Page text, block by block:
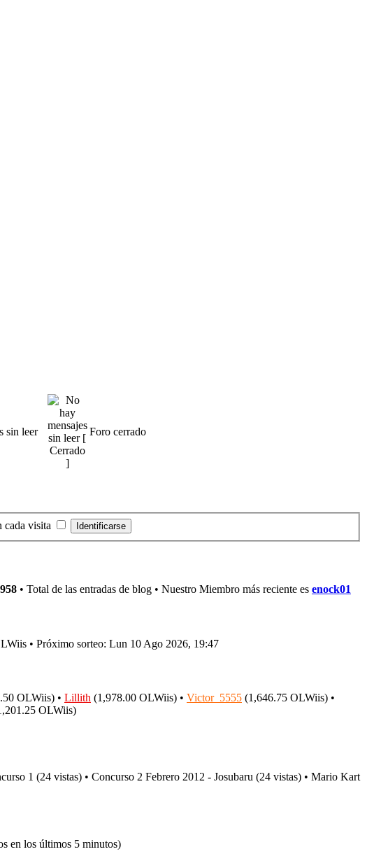
sin leer Foro cerrado
cada visita
958 • Total de las entradas de blog • Nuestro Miembro más reciente es enock01
• Próximo sorteo: Lun 10 Ago 2026, 19:47
OLWiis) • Lillith (1,978.00 OLWiis) • Victor_5555 (1,646.75 OLWiis) •
OLWiis)
1 (24 vistas) • Concurso 2 Febrero 2012 - Josubaru (24 vistas) • Mario Kart
en los últimos 5 minutos)